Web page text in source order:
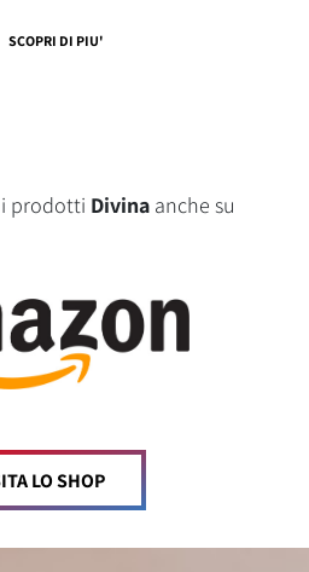
SCOPRI DI PIU'
prodotti Divina anche su
LO SHOP